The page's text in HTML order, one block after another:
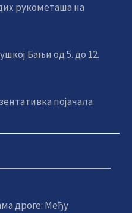
рукометаша на
Бањи од 5. до 12.
појачала
дроге: Међу